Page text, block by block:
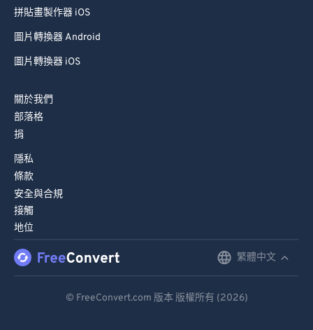
拼貼畫製作器 iOS
圖片轉換器 Android
圖片轉換器 iOS
關於我們
部落格
捐
隱私
條款
安全與合規
接觸
地位
繁體中文
© FreeConvert.com 版本 版權所有 (2026)